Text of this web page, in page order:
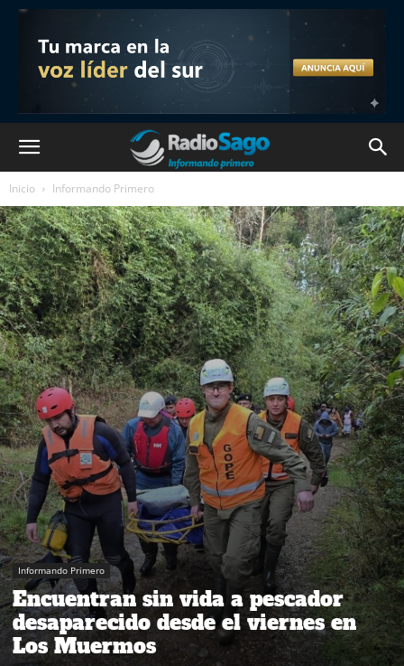
Inicio Informando Primero
Informando Primero
Encuentran sin vida a pescador
desaparecido desde el viernes en
Los Muermos